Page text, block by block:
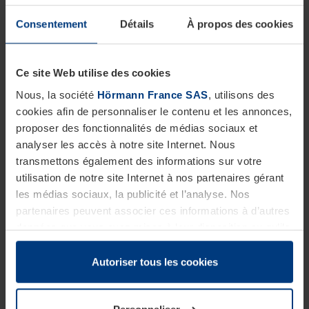
Consentement Détails À propos des cookies
Ce site Web utilise des cookies
Nous, la société Hörmann France SAS, utilisons des
cookies afin de personnaliser le contenu et les annonces,
proposer des fonctionnalités de médias sociaux et
analyser les accès à notre site Internet. Nous
transmettons également des informations sur votre
utilisation de notre site Internet à nos partenaires gérant
les médias sociaux, la publicité et l’analyse. Nos
partenaires peuvent associer ces informations à d’autres
données que vous avez mises à leur disposition ou qu’ils
ont collectées dans le cadre de votre utilisation des
appareil s’ils sont absolument nécessaires au
Autoriser tous les cookies
Les bonnes raisons de choisirles
portails coulissants Hörmann
La protection idéale pour les entrées larges